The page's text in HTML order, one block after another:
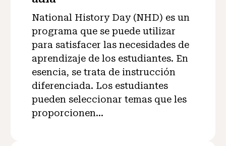
National History Day (NHD) es un
programa que se puede utilizar
para satisfacer las necesidades de
aprendizaje de los estudiantes. En
esencia, se trata de instrucción
diferenciada. Los estudiantes
pueden seleccionar temas que les
proporcionen...